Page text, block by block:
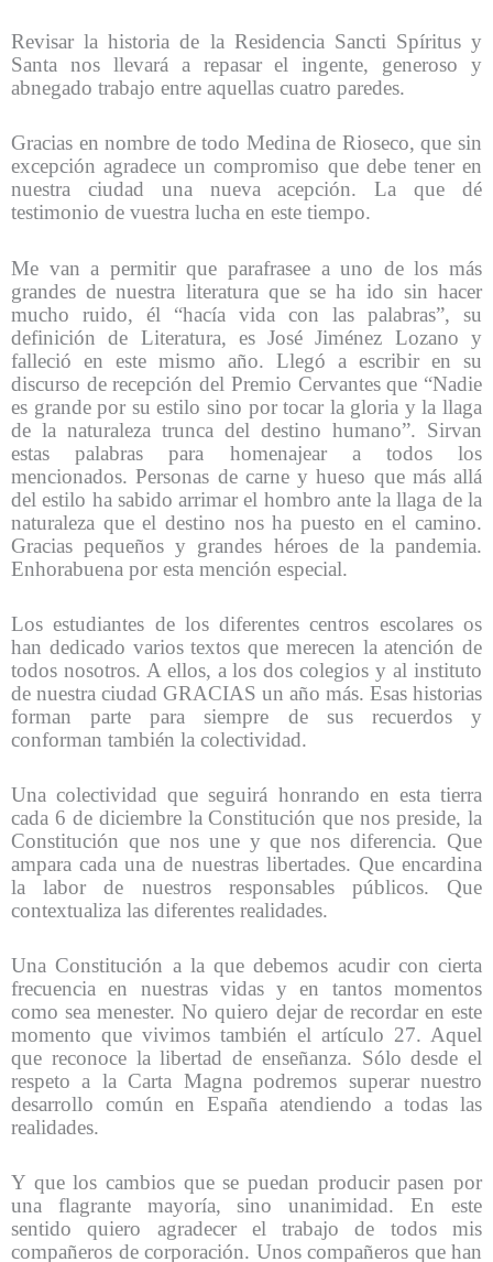
Revisar la historia de la Residencia Sancti Spíritus y
Santa nos llevará a repasar el ingente, generoso y
abnegado trabajo entre aquellas cuatro paredes.
Gracias en nombre de todo Medina de Rioseco, que sin
excepción agradece un compromiso que debe tener en
nuestra ciudad una nueva acepción. La que dé
testimonio de vuestra lucha en este tiempo.
Me van a permitir que parafrasee a uno de los más
grandes de nuestra literatura que se ha ido sin hacer
mucho ruido, él “hacía vida con las palabras”, su
definición de Literatura, es José Jiménez Lozano y
falleció en este mismo año. Llegó a escribir en su
discurso de recepción del Premio Cervantes que “Nadie
es grande por su estilo sino por tocar la gloria y la llaga
de la naturaleza trunca del destino humano”. Sirvan
estas palabras para homenajear a todos los
mencionados. Personas de carne y hueso que más allá
del estilo ha sabido arrimar el hombro ante la llaga de la
naturaleza que el destino nos ha puesto en el camino.
Gracias pequeños y grandes héroes de la pandemia.
Enhorabuena por esta mención especial.
Los estudiantes de los diferentes centros escolares os
han dedicado varios textos que merecen la atención de
todos nosotros. A ellos, a los dos colegios y al instituto
de nuestra ciudad GRACIAS un año más. Esas historias
forman parte para siempre de sus recuerdos y
conforman también la colectividad.
Una colectividad que seguirá honrando en esta tierra
cada 6 de diciembre la Constitución que nos preside, la
Constitución que nos une y que nos diferencia. Que
ampara cada una de nuestras libertades. Que encardina
la labor de nuestros responsables públicos. Que
contextualiza las diferentes realidades.
Una Constitución a la que debemos acudir con cierta
frecuencia en nuestras vidas y en tantos momentos
como sea menester. No quiero dejar de recordar en este
momento que vivimos también el artículo 27. Aquel
que reconoce la libertad de enseñanza. Sólo desde el
respeto a la Carta Magna podremos superar nuestro
desarrollo común en España atendiendo a todas las
realidades.
Y que los cambios que se puedan producir pasen por
una flagrante mayoría, sino unanimidad. En este
sentido quiero agradecer el trabajo de todos mis
compañeros de corporación. Unos compañeros que han